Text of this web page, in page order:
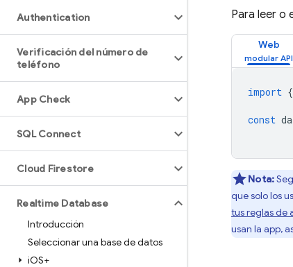
Authentication
Verificación del número de
teléfono
App Check
SQL Connect
Cloud Firestore
Realtime Database
Introducción
Seleccionar una base de datos
iOS+
Para leer o
Web
import {
const
Nota:
que solo los
tus reglas de
usan la app,